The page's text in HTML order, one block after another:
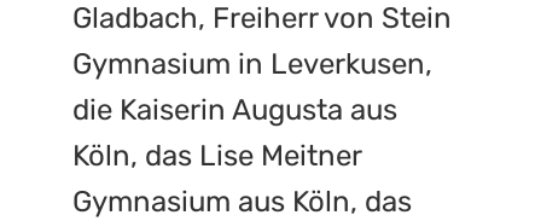
Gladbach, Freiherr von Stein
Gymnasium in Leverkusen,
die Kaiserin Augusta aus
Köln, das Lise Meitner
Gymnasium aus Köln, das